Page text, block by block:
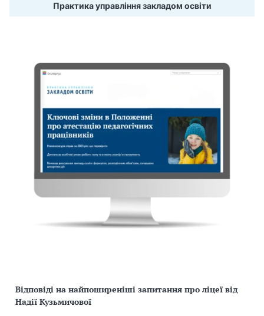
Практика управління закладом освіти
Відповіді на найпоширеніші запитання про ліцеї від
Надії Кузьмичової